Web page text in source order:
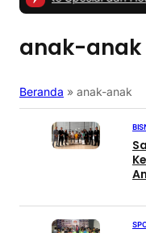
anak-anak
Beranda » anak-anak